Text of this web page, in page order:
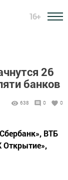
16+
26
банков
638 0 0
ВТБ
Открытие»,